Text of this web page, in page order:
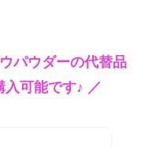
パウダーの代替品
可能です♪ ／